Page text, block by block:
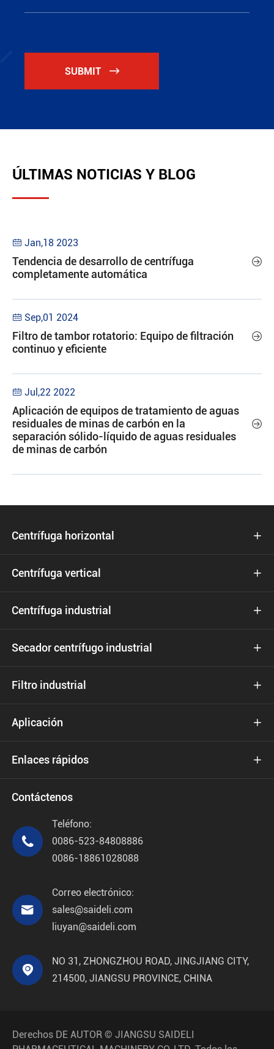
SUBMIT 
ÚLTIMAS NOTICIAS Y BLOG
 Jan,18 2023
Tendencia de desarrollo de centrífuga
completamente automática

 Sep,01 2024
Filtro de tambor rotatorio: Equipo de filtración
continuo y eficiente

 Jul,22 2022
Aplicación de equipos de tratamiento de aguas
residuales de minas de carbón en la
separación sólido-líquido de aguas residuales
de minas de carbón

Centrífuga horizontal 
Centrífuga vertical 
Centrífuga industrial 
Secador centrífugo industrial 
Filtro industrial 
Aplicación 
Enlaces rápidos 
Contáctenos

Teléfono:
0086-523-84808886
0086-18861028088

Correo electrónico:
sales@saideli.com
liuyan@saideli.com

NO 31, ZHONGZHOU ROAD, JINGJIANG CITY,
214500, JIANGSU PROVINCE, CHINA
Derechos DE AUTOR © JIANGSU SAIDELI